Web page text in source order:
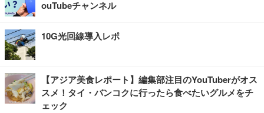
ouTubeチャンネル
10G光回線導入レポ
【アジア美食レポート】編集部注目のYouTuberがオス
スメ！タイ・バンコクに行ったら食べたいグルメをチ
ェック